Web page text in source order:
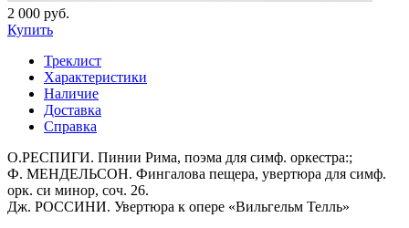
2 000 руб.
Купить
Треклист
Характеристики
Наличие
Доставка
Справка
О.РЕСПИГИ. Пинии Рима, поэма для симф. оркестра:;
Ф. МЕНДЕЛЬСОН. Фингалова пещера, увертюра для симф.
орк. си минор, соч. 26.
Дж. РОССИНИ. Увертюра к опере «Вильгельм Телль»